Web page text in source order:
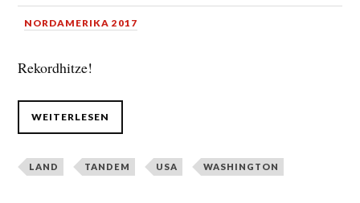
NORDAMERIKA 2017
Rekordhitze!
WEITERLESEN
LAND TANDEM USA WASHINGTON